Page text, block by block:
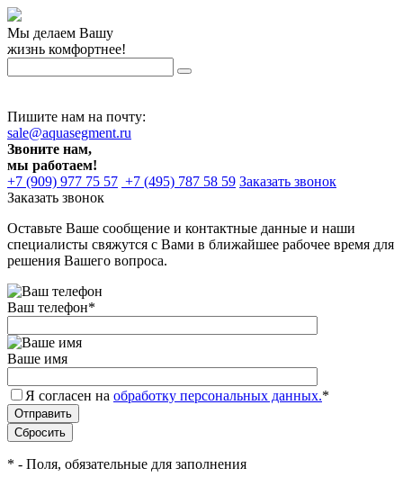
Мы делаем Вашу
жизнь комфортнее!
Пишите нам на почту:
sale@aquasegment.ru
Звоните нам,
мы работаем!
+7 (909) 977 75 57 +7 (495) 787 58 59 Заказать звонок
Заказать звонок
Оставьте Ваше сообщение и контактные данные и наши
специалисты свяжутся с Вами в ближайшее рабочее время для
решения Вашего вопроса.
Ваш телефон*
Ваше имя
Я согласен на обработку персональных данных.*
* - Поля, обязательные для заполнения